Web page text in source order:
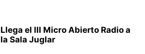
Llega el III Micro Abierto Radio a
la Sala Juglar